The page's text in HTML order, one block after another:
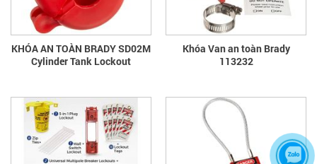
KHÓA AN TOÀN BRADY SD02M
Cylinder Tank Lockout
Khóa Van an toàn Brady
113232